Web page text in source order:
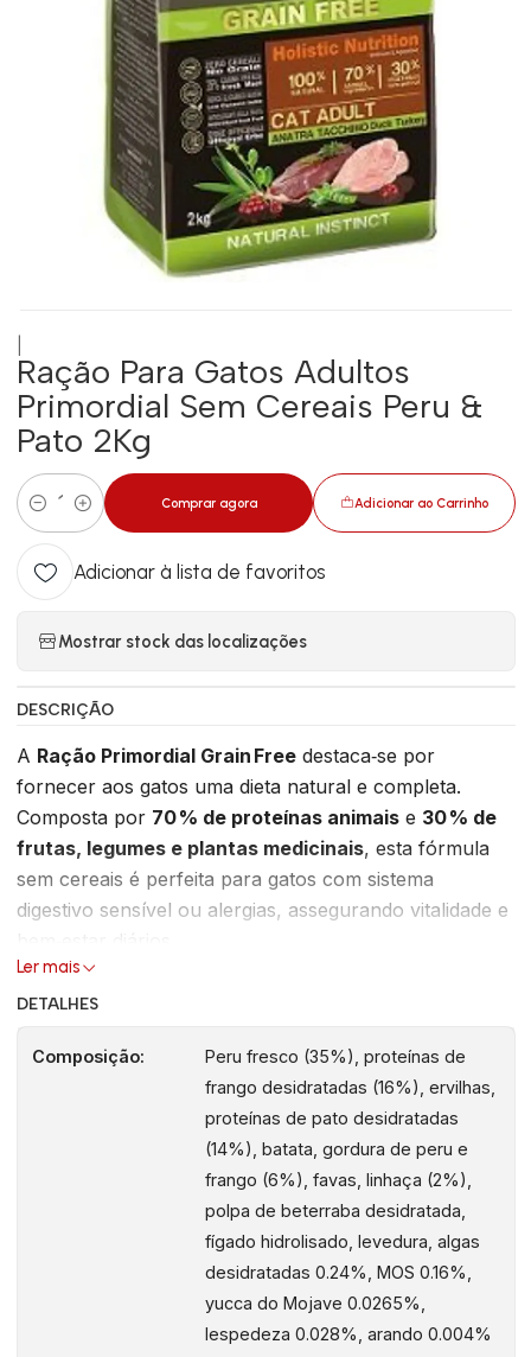
Ração Para Gatos Adultos
Primordial Sem Cereais Peru &
Pato 2Kg
Quantidade
Adicionar ao Carrinho
Comprar agora
Adicionar à lista de favoritos
Mostrar stock das localizações
DESCRIÇÃO
A Ração Primordial Grain Freedestaca‑se por
fornecer aos gatos uma dieta natural e completa.
Composta por 70 % de proteínas animaise 30 % de
frutas, legumes e plantas medicinais, esta fórmula
sem cereais é perfeita para gatos com sistema
digestivo sensível ou alergias, assegurando vitalidade e
Benefícios principais
elevada qualidade, frutas e vegetais selecionados
garantem uma dieta balanceada e saborosa.
ideal para gatos com intolerâncias
ou alergias a grãos e para sistemas digestivos
Alta digestibilidade:
proteínas de elevado valor
biológico e cozimento a vapor facilitam a digestão,
reduzindo problemas gastrointestinais.
Baixo índice glicémico:
ajuda a controlar os níveis
de açúcar no sangue, especialmente útil para
Ler mais
DETALHES
Composição:
Peru fresco (35%), proteínas de
frango desidratadas (16%), ervilhas,
proteínas de pato desidratadas
(14%), batata, gordura de peru e
frango (6%), favas, linhaça (2%),
polpa de beterraba desidratada,
fígado hidrolisado, levedura, algas
desidratadas 0.24%, MOS 0.16%,
yucca do Mojave 0.0265%,
lespedeza 0.028%, arando 0.004%